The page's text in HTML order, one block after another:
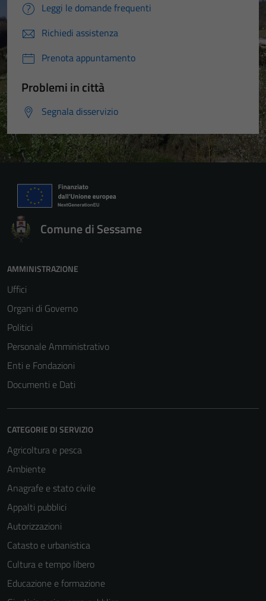
Leggi le domande frequenti
Richiedi assistenza
Prenota appuntamento
Problemi in città
Segnala disservizio
Comune di Sessame
AMMINISTRAZIONE
Uffici
Organi di Governo
Politici
Personale Amministrativo
Enti e Fondazioni
Documenti e Dati
CATEGORIE DI SERVIZIO
Agricoltura e pesca
Ambiente
Anagrafe e stato civile
Appalti pubblici
Autorizzazioni
Catasto e urbanistica
Cultura e tempo libero
Educazione e formazione